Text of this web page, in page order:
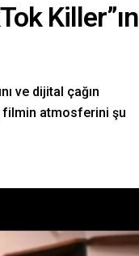
Killer”ın
ve dijital çağın
filmin atmosferini şu